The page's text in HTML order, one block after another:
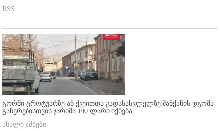
RSS
გორში ტროტუარზე ან ქვეითთა გადასასვლელზე მანქანის დგომა-
გაჩერებისთვის ჯარიმა 100 ლარი იქნება
ახალი ამბები